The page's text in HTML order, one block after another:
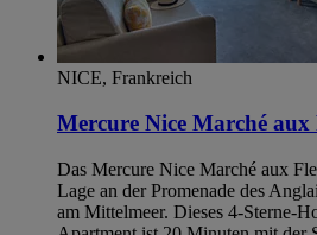
NICE, Frankreich
Mercure Nice Marché aux
Das Mercure Nice Marché aux
Lage an der Promenade des
am Mittelmeer. Dieses 4-Sterne-